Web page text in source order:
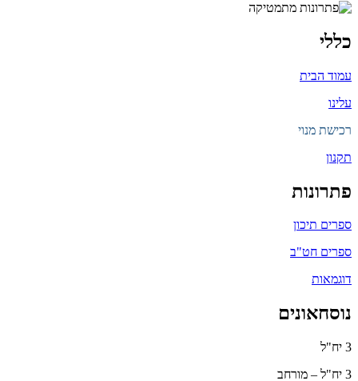
כללי
עמוד הבית
עלינו
רכישת מנוי
תקנון
פתרונות
ספרים תיכון
ספרים חט"ב
דוגמאות
נוסחאונים
3 יח"ל
3 יח"ל – מורחב